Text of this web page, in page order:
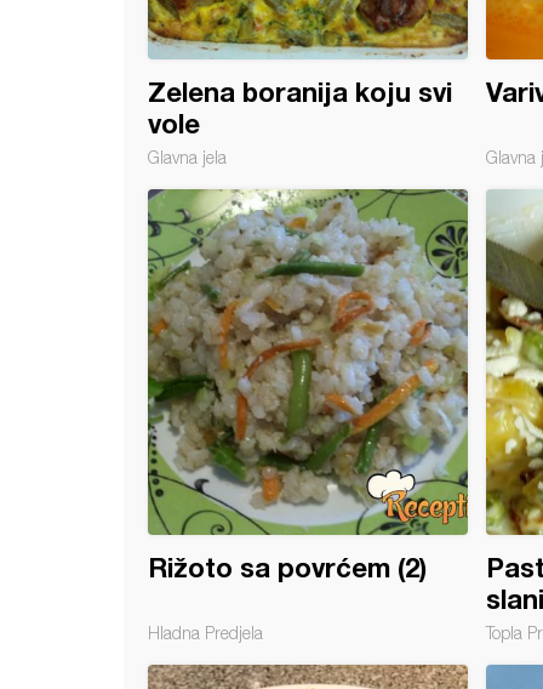
Zelena boranija koju svi
vole
Glavna jela Glavna
Rižoto sa povrćem (2)
Hladna Predjela Topla